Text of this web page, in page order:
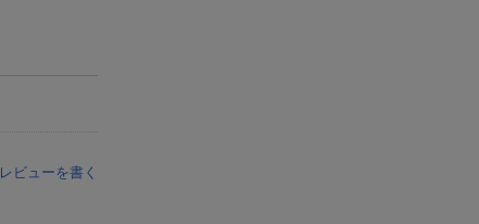
レビューを書く